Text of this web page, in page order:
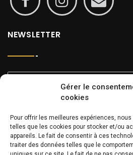
Gérer le
cookies
Pour offrir les meilleures expériences,
telles que les cookies pour stocker et/ou
appareils. Le fait de consentir à ces
traiter des données telles que le
NEWSLETTER
INFOS